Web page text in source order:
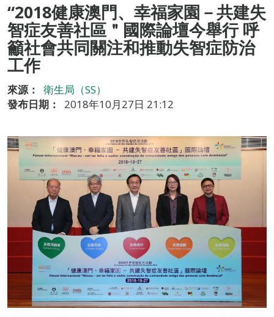
“2018健康澳門、幸福家園－共建失
智症友善社區＂國際論壇今舉行 呼
籲社會共同關注和推動失智症防治
工作
來源：
衛生局（SS）
發布日期：
2018年10月27日 21:12